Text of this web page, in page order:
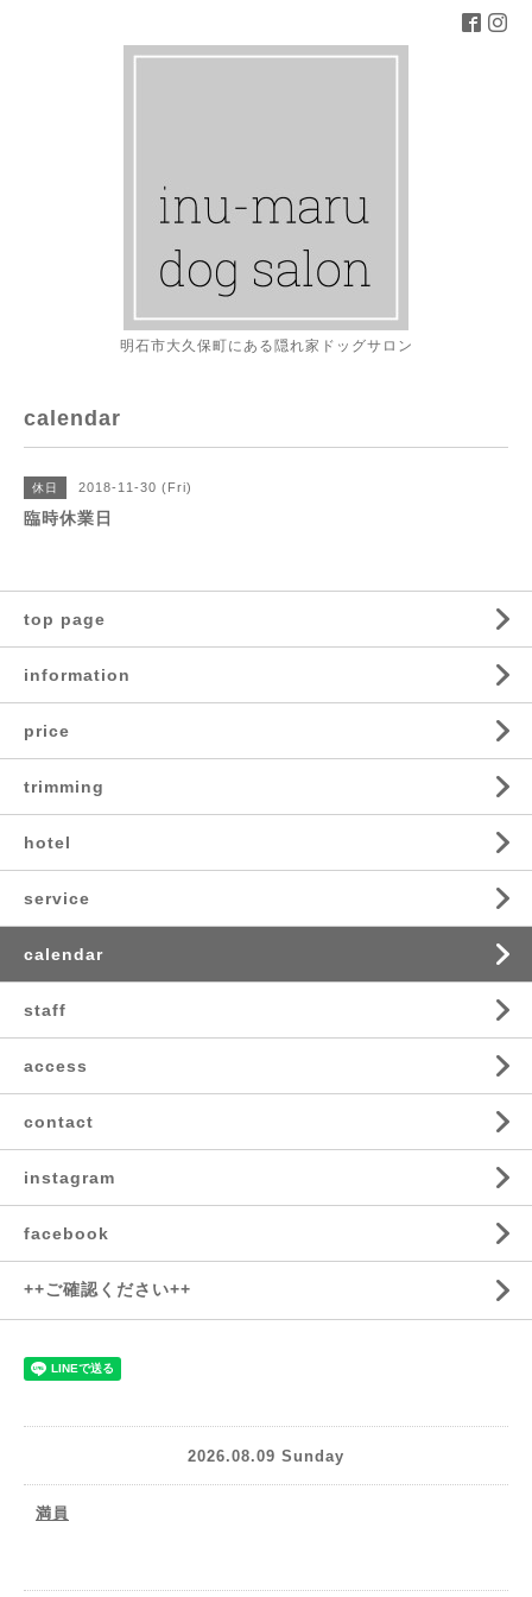
明石市大久保町にある隠れ家ドッグサロン
calendar
休日 2018-11-30 (Fri)
臨時休業日
top page
information
price
trimming
hotel
service
calendar
staff
access
contact
instagram
facebook
++ご確認ください++
2026.08.09 Sunday
満員